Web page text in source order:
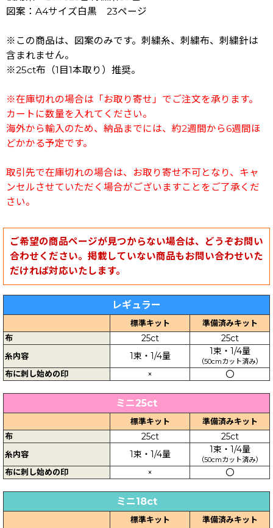
図案：A4サイズ白黒 23ページ
※この商品は、図案のみです。刺繍糸、刺繍布、刺繍針は
含まれません。
※25ct布（1目1本取り）推奨。
※在庫切れの場合は「お取り寄せ」でご注文を承ります。
カートに数量を入れてください。
海外から輸入のため、納品までには、約2週間から6週間ほ
どかかる予定です。
取引先で在庫切れの場合は、お取り寄せ不可となり、キャ
ンセルさせていただく場合がございますことをご了承くだ
さい。
ご希望の商品ページが見つからない場合は、どうぞお問い
合わせください。掲載していない商品もお問い合わせいた
だければ対応いたします。
レギュラー
標準キット
準備済みキット
布
25ct 25ct
糸内容 1束・1/4量 1束・1/4量
（50cmカット済み）
布に刺し始めの印 × 〇
ミニ25ct
標準キット
準備済みキット
布
25ct 25ct
糸内容 1束・1/4量 1束・1/4量
（50cmカット済み）
布に刺し始めの印 × 〇
ミニ18ct
標準キット 準備済みキット